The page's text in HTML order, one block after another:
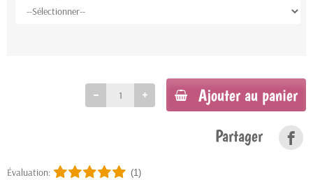
Ajouter au panier
Partager
Évaluation: (1)